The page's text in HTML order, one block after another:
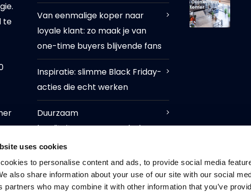
uses cookies
to personalise content and ads, to provide social media
also share information about your use of our site with our social
partners who may combine it with other information that you’ve
te
Van eenmalige koper naar
loyale klant: zo maak je van
one-time buyers blijvende fans
Inspiratie: slimme Black Friday-
acties die echt werken
Duurzaam
loyaliteitsprogramma: belonen
van bewust klantgedrag